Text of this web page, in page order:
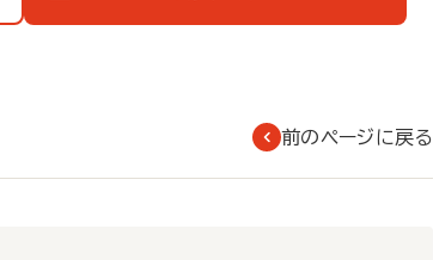
前のページに戻る